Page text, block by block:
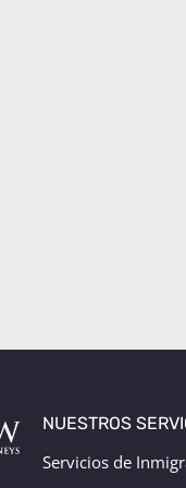
NUESTROS
Servicios de